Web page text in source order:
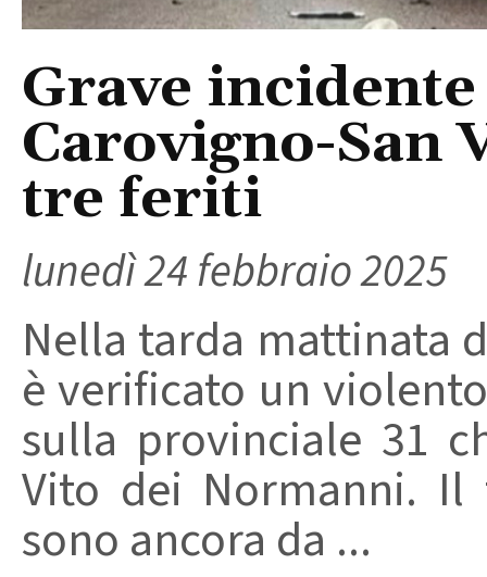
Grave
Carovigno-San
tre feriti
lunedì 24 febbraio 2025
Nella tarda mattinata
è verificato un
sulla provinciale 31
Vito dei Normanni.
sono ancora da ...